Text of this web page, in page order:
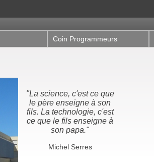
Coin Programmeurs
"Nous n'héritons pas de
la terre de nos ancêtres,
nous l'empruntons à nos
enfants"
Antoine de St-Exupéry